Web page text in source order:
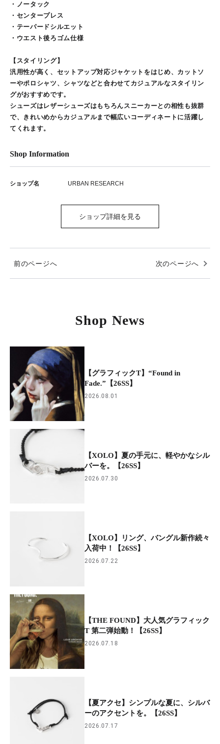
・ノータック
・センタープレス
・テーパードシルエット
・ウエスト後ろゴム仕様
【スタイリング】
汎用性が高く、セットアップ対応ジャケットをはじめ、カットソ
ーやポロシャツ、シャツなどと合わせてカジュアルなスタイリン
グがおすすめです。
シューズはレザーシューズはもちろんスニーカーとの相性も抜群
で、きれいめからカジュアルまで幅広いコーディネートに活躍し
てくれます。
Shop Information
ショップ名 URBAN RESEARCH
ショップ詳細を見る
前のページへ 次のページへ
Shop News
【グラフィックT】“Found in
Fade.”【26SS】
2026.08.01
【XOLO】夏の手元に、軽やかなシル
バーを。【26SS】
2026.07.30
【XOLO】リング、バングル新作続々
入荷中！【26SS】
2026.07.22
【THE FOUND】大人気グラフィック
T 第二弾始動！【26SS】
2026.07.18
【夏アクセ】シンプルな夏に、シルバ
ーのアクセントを。【26SS】
2026.07.17